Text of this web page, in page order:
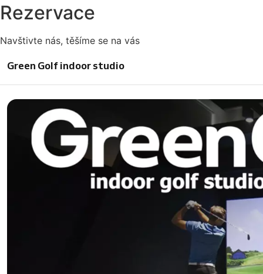
Rezervace
Navštivte nás, těšíme se na vás